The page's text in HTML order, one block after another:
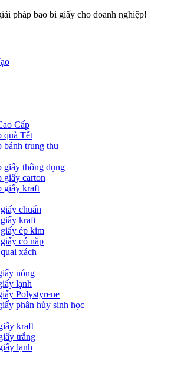
pháp bao bì giấy cho doanh nghiệp!
Cấp
quà Tết
bánh trung thu
giấy thông dụng
giấy carton
giấy kraft
chuẩn
kraft
ép kim
có nắp
xách
nóng
lạnh
Polystyrene
phân hủy sinh học
kraft
trắng
lạnh